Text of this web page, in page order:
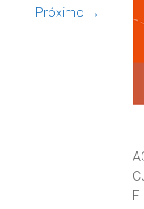
Próximo →